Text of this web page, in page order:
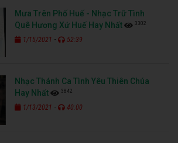
Mưa Trên Phố Huế - Nhạc Trữ Tình
Quê Hương Xứ Huế Hay Nhất
3302
1/15/2021 - 52:39
Nhạc Thánh Ca Tình Yêu Thiên Chúa
Hay Nhất
3842
1/13/2021 - 40:00